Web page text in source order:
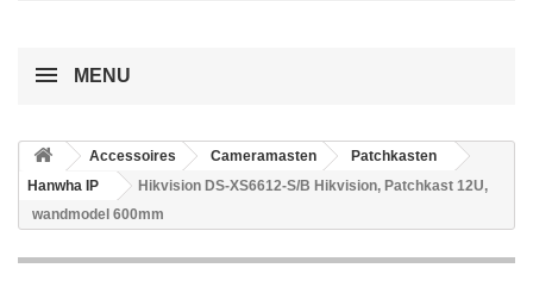
MENU
Accessoires Cameramasten
Patchkasten
Hanwha IP
Hikvision DS-XS6612-S/B Hikvision, Patchkast 12U,
wandmodel 600mm